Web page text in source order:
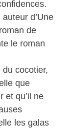
d’Une
de
le roman
cocotier,
que
et qu’il ne
les galas